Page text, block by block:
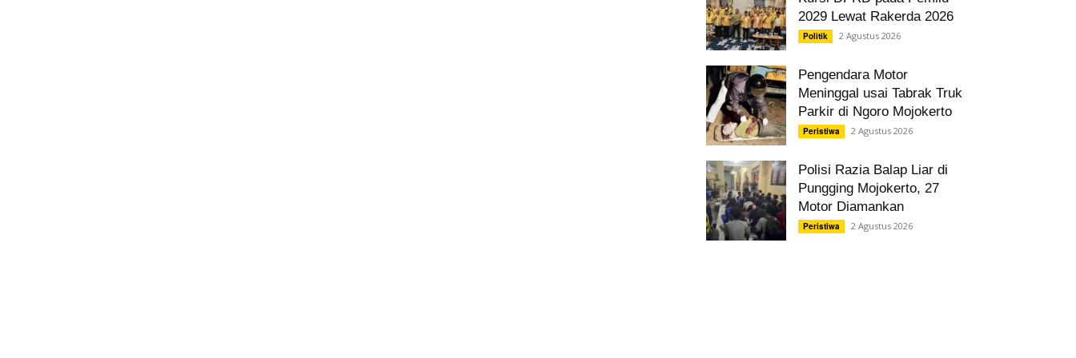
2029 Lewat Rakerda 2026
Politik 2 Agustus 2026
Pengendara Motor
Meninggal usai Tabrak Truk
Parkir di Ngoro Mojokerto
Peristiwa 2 Agustus 2026
Polisi Razia Balap Liar di
Pungging Mojokerto, 27
Motor Diamankan
Peristiwa 2 Agustus 2026